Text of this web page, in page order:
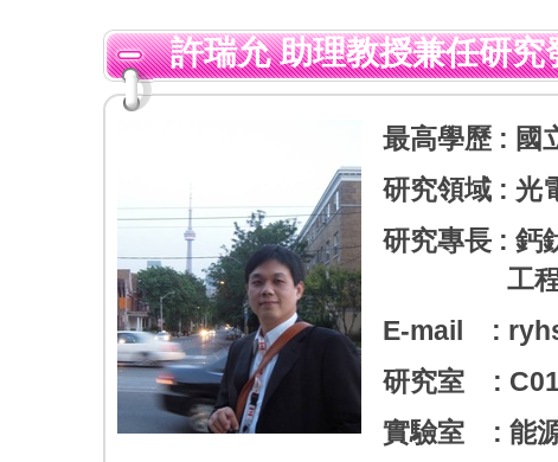
許瑞允 助理教授兼任研究
最高學歷 : 國
研究領域 : 光
研究專長 : 鈣
工
E-mail :
研究室 :
實驗室 : 能源